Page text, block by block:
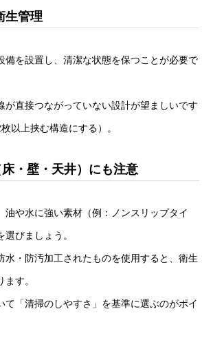
生管理
備を設置し、清潔な状態を保つことが必要で
が直接つながっていない設計が望ましいです
以上挟む構造にする）。
・壁・天井）にも注意
油や水に強い素材（例：ノンスリップタイ
びましょう。
水・防汚加工されたものを使用すると、衛生
す。
て「清掃のしやすさ」を基準に選ぶのがポイ